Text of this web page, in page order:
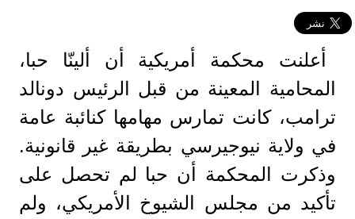
أعلنت محكمة أمريكية أن ألينّا حبا،
المحامية المعينة من قبل الرئيس دونالد
ترامب، كانت تمارس مهامها كنائبة عامة
في ولاية نيوجيرسي بطريقة غير قانونية.
وذكرت المحكمة أن حبا لم تحصل على
تأكيد من مجلس الشيوخ الأمريكي، ولم